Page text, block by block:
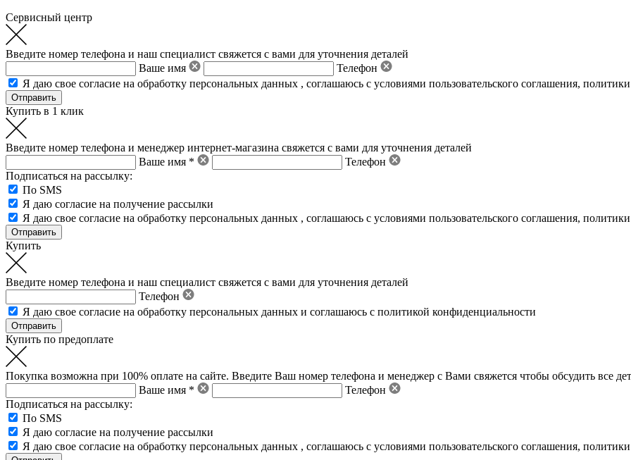
Сервисный центр
Введите номер телефона и наш специалист свяжется с вами для уточнения деталей
Ваше имя
Телефон
Я даю свое согласие на обработку персональных данных , соглашаюсь с условиями пользовательского соглашения,
Купить в 1 клик
Введите номер телефона и менеджер интернет-магазина свяжется с вами для уточнения деталей
Ваше имя *
Телефон
Подписаться на рассылку:
По SMS
Я даю согласие на получение рассылки
Я даю свое согласие на обработку персональных данных , соглашаюсь с условиями пользовательского соглашения,
Купить
Введите номер телефона и наш специалист свяжется с вами для уточнения деталей
Телефон
Я даю свое согласие на обработку персональных данных и соглашаюсь с политикой конфиденциальности
Купить по предоплате
Покупка возможна при 100% оплате на сайте. Введите Ваш номер телефона и менеджер с Вами свяжется чтобы обсудить все
Ваше имя *
Телефон
Подписаться на рассылку:
По SMS
Я даю согласие на получение рассылки
Я даю свое согласие на обработку персональных данных , соглашаюсь с условиями пользовательского соглашения,